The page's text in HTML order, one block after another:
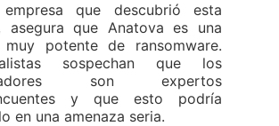
empresa que descubrió esta
asegura que Anatova es una
muy potente de ransomware.
sospechan que los
son expertos
y que esto podría
en una amenaza seria.